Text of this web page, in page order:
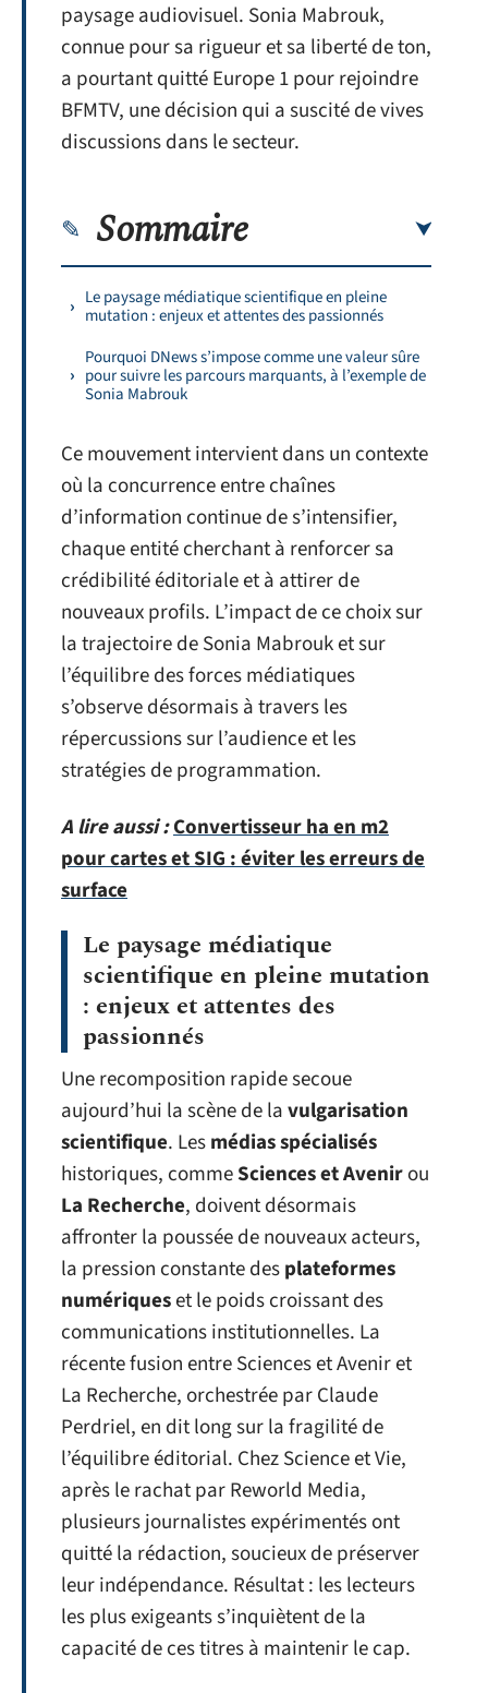
paysage audiovisuel. Sonia Mabrouk,
connue pour sa rigueur et sa liberté de ton,
a pourtant quitté Europe 1 pour rejoindre
BFMTV, une décision qui a suscité de vives
discussions dans le secteur.
Sommaire
Le paysage médiatique scientifique en pleine
mutation : enjeux et attentes des passionnés
Pourquoi DNews s’impose comme une valeur sûre
pour suivre les parcours marquants, à l’exemple de
Sonia Mabrouk
Ce mouvement intervient dans un contexte
où la concurrence entre chaînes
d’information continue de s’intensifier,
chaque entité cherchant à renforcer sa
crédibilité éditoriale et à attirer de
nouveaux profils. L’impact de ce choix sur
la trajectoire de Sonia Mabrouk et sur
l’équilibre des forces médiatiques
s’observe désormais à travers les
répercussions sur l’audience et les
stratégies de programmation.
A lire aussi :Convertisseur ha en m2
pour cartes et SIG : éviter les erreurs de
surface
Le paysage médiatique
scientifique en pleine mutation
: enjeux et attentes des
passionnés
Une recomposition rapide secoue
aujourd’hui la scène de lavulgarisation
scientifique. Lesmédias spécialisés
historiques, commeSciences et Avenirou
La Recherche, doivent désormais
affronter la poussée de nouveaux acteurs,
la pression constante desplateformes
numériqueset le poids croissant des
communications institutionnelles. La
récente fusion entre Sciences et Avenir et
La Recherche, orchestrée par Claude
Perdriel, en dit long sur la fragilité de
l’équilibre éditorial. Chez Science et Vie,
après le rachat par Reworld Media,
plusieurs journalistes expérimentés ont
quitté la rédaction, soucieux de préserver
leur indépendance. Résultat : les lecteurs
les plus exigeants s’inquiètent de la
capacité de ces titres à maintenir le cap.